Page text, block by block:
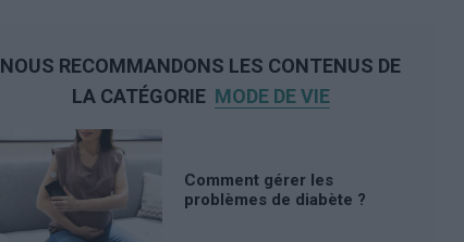
NOUS RECOMMANDONS LES CONTENUS DE
LA CATÉGORIE MODE DE VIE
Comment gérer les
problèmes de diabète ?